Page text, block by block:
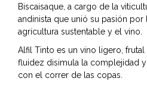
Biscaisaque, a cargo de la
andinista que unió su pasión por
agricultura sustentable y el vino.
Alfil Tinto es un vino ligero,
fluidez disimula la complejidad
con el correr de las copas.